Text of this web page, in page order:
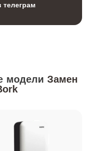
телеграм
модели Замен